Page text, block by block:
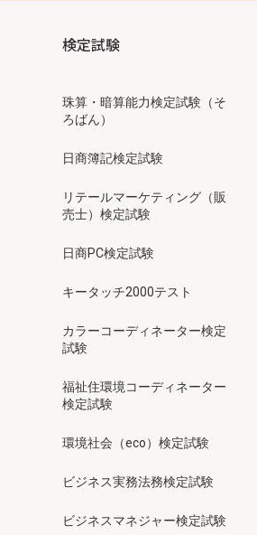
検定試験
珠算・暗算能力検定試験（そ
ろばん）
日商簿記検定試験
リテールマーケティング（販
売士）検定試験
日商PC検定試験
キータッチ2000テスト
カラーコーディネーター検定
試験
福祉住環境コーディネーター
検定試験
環境社会（eco）検定試験
ビジネス実務法務検定試験
ビジネスマネジャー検定試験